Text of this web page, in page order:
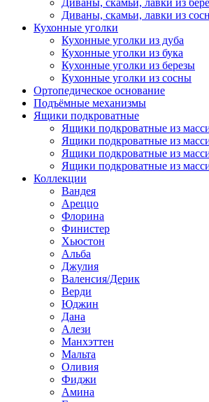
Диваны, скамьи, лавки из
Диваны, скамьи, лавки из
Кухонные уголки
Кухонные уголки из дуба
Кухонные уголки из бука
Кухонные уголки из березы
Кухонные уголки из сосны
Ортопедическое основание
Подъёмные механизмы
Ящики подкроватные
Ящики подкроватные из
Ящики подкроватные из
Ящики подкроватные из
Ящики подкроватные из
Коллекции
Вандея
Ареццо
Флорина
Финистер
Хьюстон
Альба
Джулия
Валенсия/Дерик
Верди
Юджин
Дана
Алези
Манхэттен
Мальта
Оливия
Фиджи
Амина